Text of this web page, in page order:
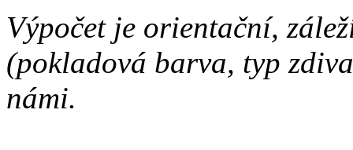
Výpočet je orientační,
(pokladová barva, typ
námi.